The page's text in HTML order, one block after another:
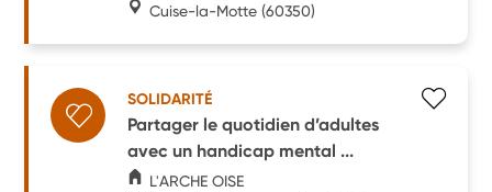
Cuise-la-Motte (60350)
SOLIDARITÉ
Partager le quotidien d’adultes
avec un handicap mental ...
L'ARCHE OISE